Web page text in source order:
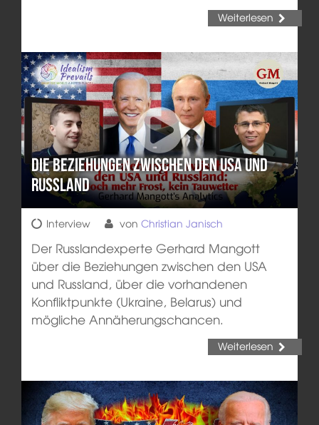
Weiterlesen
Die Beziehungen zwischen den USA und
Russland
Interview von Christian Janisch
Der Russlandexperte Gerhard Mangott
über die Beziehungen zwischen den USA
und Russland, über die vorhandenen
Konfliktpunkte (Ukraine, Belarus) und
mögliche Annäherungschancen.
Weiterlesen